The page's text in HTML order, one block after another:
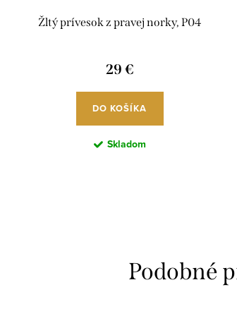
Žltý prívesok z pravej norky, P04
29 €
DO KOŠÍKA
Skladom